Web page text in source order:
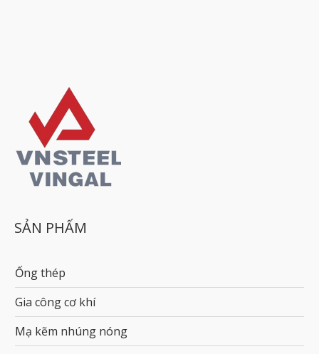
SẢN PHẨM
Ống thép
Gia công cơ khí
Mạ kẽm nhúng nóng